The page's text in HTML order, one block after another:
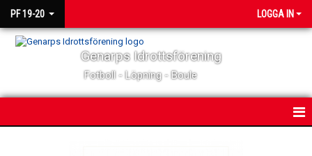
PF 19-20 LOGGA IN
Genarps Idrottsförening
Fotboll - Löpning - Boule